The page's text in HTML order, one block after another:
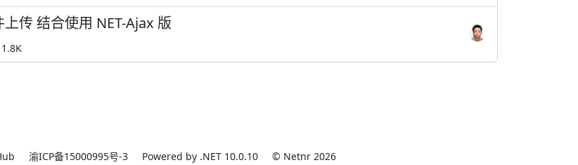
传 结合使用 NET-Ajax 版
渝ICP备15000995号-3 Powered by .NET 10.0.10 © Netnr 2026